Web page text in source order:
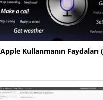
Apple Kullanmanın Faydaları